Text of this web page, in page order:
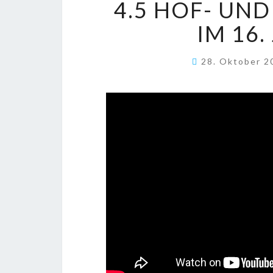
4.5 HOF- UND
IM 16.
28. Oktober